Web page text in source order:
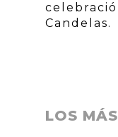
Candelas.
LOS